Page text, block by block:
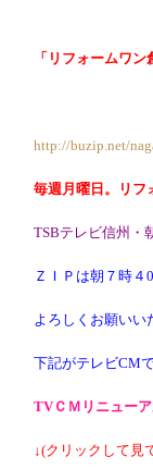
「リフォームワ
http://buzip.net/
毎週月曜日。リフ
TSBテレビ信州・
ＺＩＰは朝７時
よろしくお願いい
下記がテレビCM
TVＣＭ リニュー
↓(クリックして見